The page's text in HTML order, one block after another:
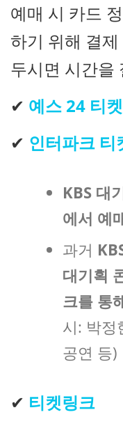
예매 시 카드
하기 위해 결
두시면 시간을
✔ 예스 24 티켓
✔ 인터파크 티
KBS 대
에서 예
과거
대기획
크를 통
시: 박정
공연 등)
✔ 티켓링크